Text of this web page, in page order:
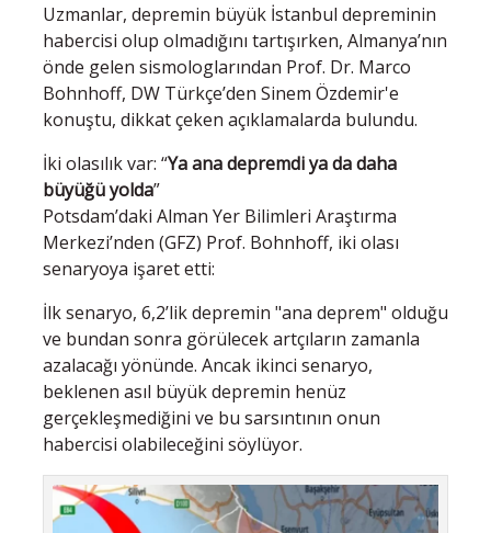
Uzmanlar, depremin büyük İstanbul depreminin
habercisi olup olmadığını tartışırken, Almanya’nın
önde gelen sismologlarından Prof. Dr. Marco
Bohnhoff, DW Türkçe’den Sinem Özdemir'e
konuştu, dikkat çeken açıklamalarda bulundu.
İki olasılık var: “Ya ana depremdi ya da daha
büyüğü yolda”
Potsdam’daki Alman Yer Bilimleri Araştırma
Merkezi’nden (GFZ) Prof. Bohnhoff, iki olası
senaryoya işaret etti:
İlk senaryo, 6,2’lik depremin "ana deprem" olduğu
ve bundan sonra görülecek artçıların zamanla
azalacağı yönünde. Ancak ikinci senaryo,
beklenen asıl büyük depremin henüz
gerçekleşmediğini ve bu sarsıntının onun
habercisi olabileceğini söylüyor.